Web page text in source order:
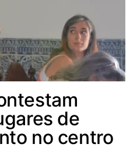
de
no centro